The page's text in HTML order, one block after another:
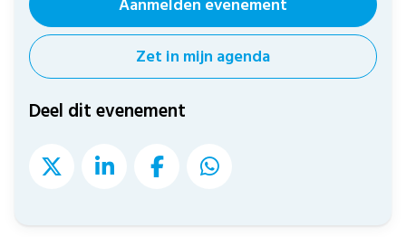
Zet in mijn agenda
Deel dit evenement